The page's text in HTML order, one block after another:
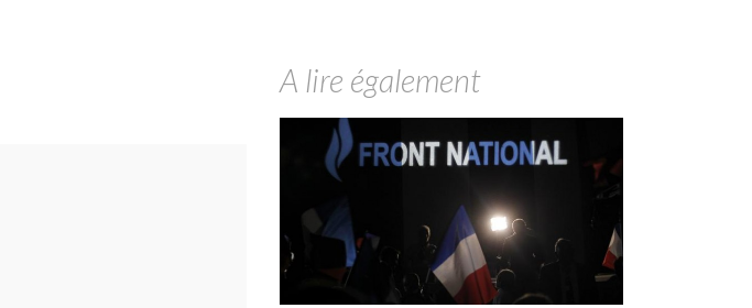
A lire également